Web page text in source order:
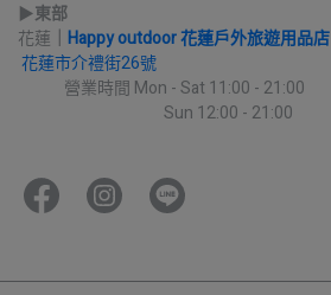
▶︎東部
花蓮
Happy outdoor 花蓮戶外旅遊用品店
花蓮市介禮街26號
營業時間 Mon - Sat 11:00 - 21:00
Sun 12:00 - 21:00